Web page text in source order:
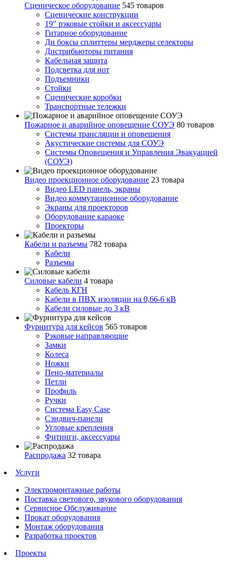
Сценическое оборудование 545 товаров
Сценические конструкции
19" рэковые стойки и аксесcуары
Гитарное оборудование
Ди боксы сплиттеры мерджеры селекторы
Дистрибьюторы питания
Кабельная защита
Подсветка для нот
Подъемники
Стойки
Сценические коробки
Транспортные тележки
Пожарное и аварийное оповещение СОУЭ 80 товаров
Cистемы трансляции и оповещения
Акустические системы для СОУЭ
Системы Оповещения и Управления Эвакуацией
(СОУЭ)
Видео проекционное оборудование 23 товара
Видео LED панель, экраны
Видео коммутационное оборудование
Экраны для проекторов
Оборудование караоке
Проекторы
Кабели и разъемы 782 товара
Кабели
Разъемы
Силовые кабели 4 товара
Кабель КГН
Кабели в ПВХ изоляции на 0,66-6 кВ
Кабели силовые до 3 кВ
Фурнитура для кейсов 565 товаров
Рэковые направляющие
Замки
Колеса
Ножки
Пено-материалы
Петли
Профиль
Ручки
Система Easy Case
Сэндвич-панели
Угловые крепления
Фитинги, аксессуары
Распродажа 32 товара
Услуги
Электромонтажные работы
Поставка светового, звукового оборудования
Сервисное Обслуживание
Прокат оборудования
Монтаж оборудования
Разработка проектов
Проекты